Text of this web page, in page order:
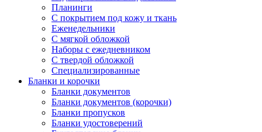
Планинги
С покрытием под кожу и ткань
Еженедельники
С мягкой обложкой
Наборы с ежедневником
С твердой обложкой
Специализированные
Бланки и корочки
Бланки документов
Бланки документов (корочки)
Бланки пропусков
Бланки удостоверений